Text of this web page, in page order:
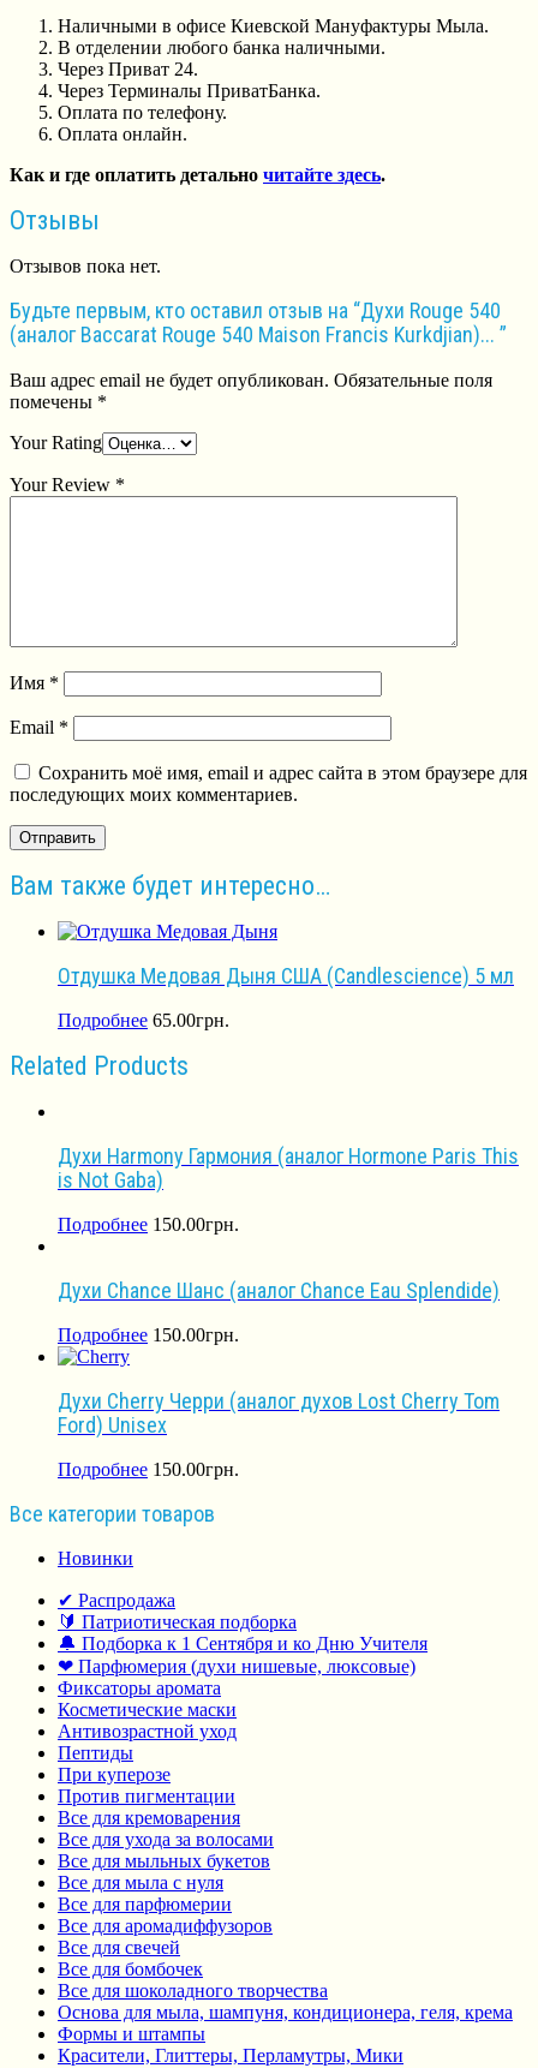
Наличными в офисе Киевской Мануфактуры Мыла.
В отделении любого банка наличными.
Через Приват 24.
Через Терминалы ПриватБанка.
Оплата по телефону.
Оплата онлайн.
Как и где оплатить детально читайте здесь.
Отзывы
Отзывов пока нет.
Будьте первым, кто оставил отзыв на “Духи Rouge 540
(аналог Baccarat Rouge 540 Maison Francis Kurkdjian)... ”
Ваш адрес email не будет опубликован. Обязательные поля
помечены *
Your Rating
Your Review *
Имя *
Email *
Сохранить моё имя, email и адрес сайта в этом браузере для
последующих моих комментариев.
Вам также будет интересно…
Отдушка Медовая Дыня США (Сandlescience) 5 мл
Подробнее 65.00грн.
Related Products
Духи Harmony Гармония (аналог Hormone Paris This
is Not Gaba)
Подробнее 150.00грн.
Духи Chance Шанс (аналог Chance Eau Splendide)
Подробнее 150.00грн.
Духи Cherry Черри (аналог духов Lost Cherry Tom
Ford) Unisex
Подробнее 150.00грн.
Все категории товаров
Новинки
✔ Распродажа
🔰 Патриотическая подборка
🔔 Подборка к 1 Сентября и ко Дню Учителя
❤ Парфюмерия (духи нишевые, люксовые)
Фиксаторы аромата
Косметические маски
Антивозрастной уход
Пептиды
При куперозе
Против пигментации
Все для кремоварения
Все для ухода за волосами
Все для мыльных букетов
Все для мыла с нуля
Все для парфюмерии
Все для аромадиффузоров
Все для свечей
Все для бомбочек
Все для шоколадного творчества
Основа для мыла, шампуня, кондиционера, геля, крема
Формы и штампы
Красители, Глиттеры, Перламутры, Мики